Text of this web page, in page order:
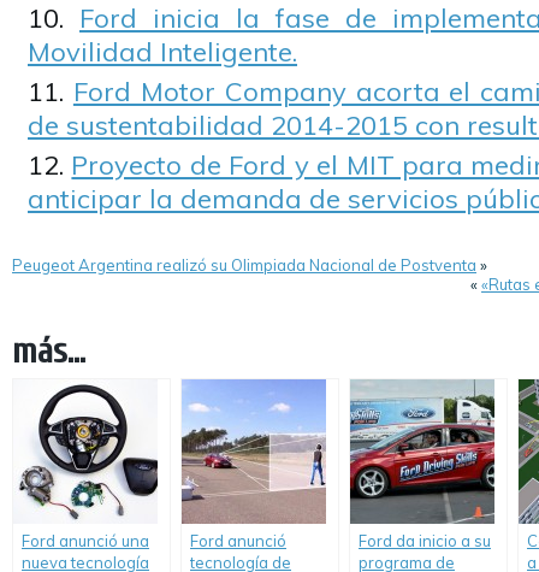
Ford inicia la fase de
Movilidad Inteligente.
Ford Motor Company acorta el
de sustentabilidad 2014-2015 con
Proyecto de Ford y el MIT para
anticipar la demanda de servicios
Peugeot Argentina realizó su Olimpiada Nacional de Postventa »
««Rutas
más...
Ford anunció una
nueva tecnología
Ford anunció
tecnología de
Ford da inicio a su
programa de